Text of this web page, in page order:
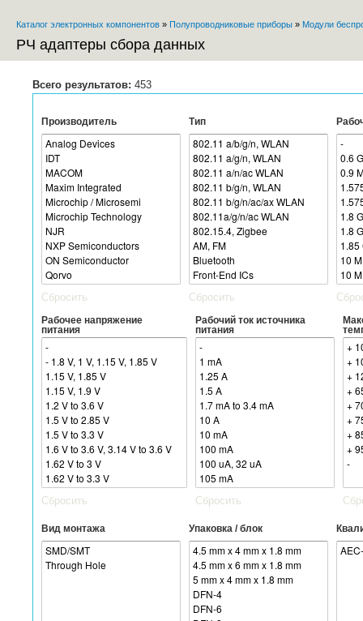
Вы здесь
Каталог электронных компонентов » Полупроводниковые приборы » Модули
РЧ адаптеры сбора данных
Всего результатов: 453
Производитель
Сбросить
Тип
Сбросить
Рабочее напряжение
питания
Сбросить
Рабочий ток источника
питания
Сбросить
Вид монтажа Упаковка / блок